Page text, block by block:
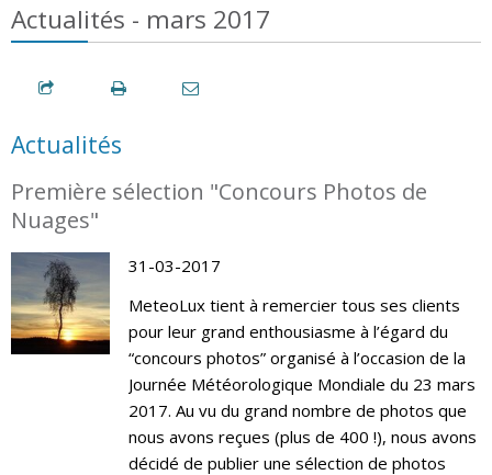
Actualités - mars 2017
Actualités
Première sélection "Concours Photos de
Nuages"
31-03-2017
MeteoLux tient à remercier tous ses clients
pour leur grand enthousiasme à l’égard du
“concours photos” organisé à l’occasion de la
Journée Météorologique Mondiale du 23 mars
2017. Au vu du grand nombre de photos que
nous avons reçues (plus de 400 !), nous avons
décidé de publier une sélection de photos